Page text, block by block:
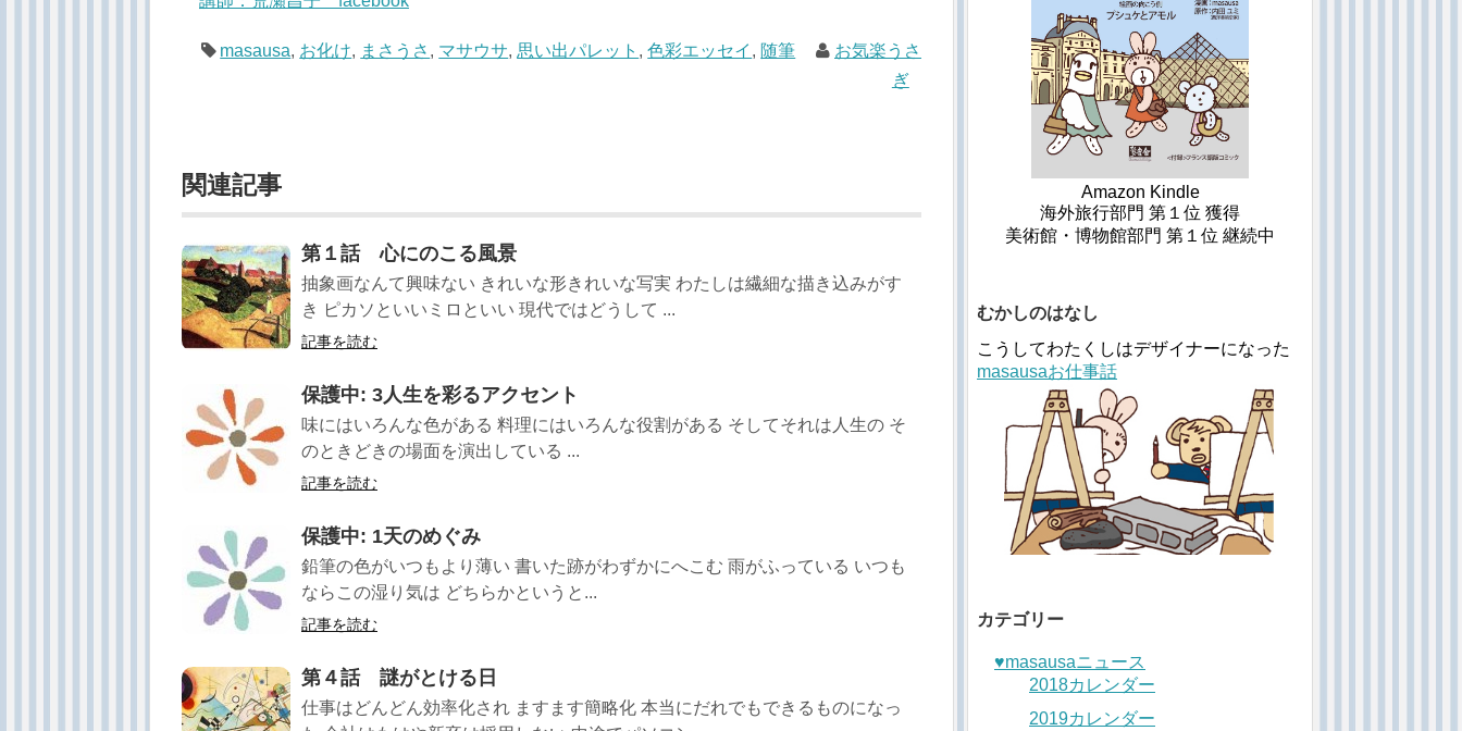
masausa, お化け, まさうさ , マサウサ, 思い出パレット ,色彩エッセイ , 随筆
お気楽うさ
ぎ
関連記事
第１話 心にのこる風景
抽象画なんて興味ない きれいな形きれいな写実 わたしは繊細な描き込みがす
き ピカソといいミロといい 現代ではどうして ...
記事を読む
保護中: 3人生を彩るアクセント
味にはいろんな色がある 料理にはいろんな役割がある そしてそれは人生の そ
のときどきの場面を演出している ...
記事を読む
保護中: 1天のめぐみ
鉛筆の色がいつもより薄い 書いた跡がわずかにへこむ 雨がふっている いつも
ならこの湿り気は どちらかというと...
記事を読む
第４話 謎がとける日
仕事はどんどん効率化され ますます簡略化 本当にだれでもできるものになっ
Amazon Kindle
海外旅行部門 第１位 獲得
美術館・博物館部門 第１位 継続中
むかしのはなし
こうしてわたくしはデザイナーになった
masausaお仕事話
カテゴリー
♥︎masausaニュース
2018カレンダー
2019カレンダー